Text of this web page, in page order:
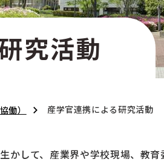
究活動
働） 産学官連携による研究活動
かして、産業界や学校現場、教